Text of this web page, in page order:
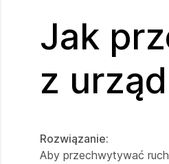
Jak
z
Rozwiązanie:
Aby przechwytywać